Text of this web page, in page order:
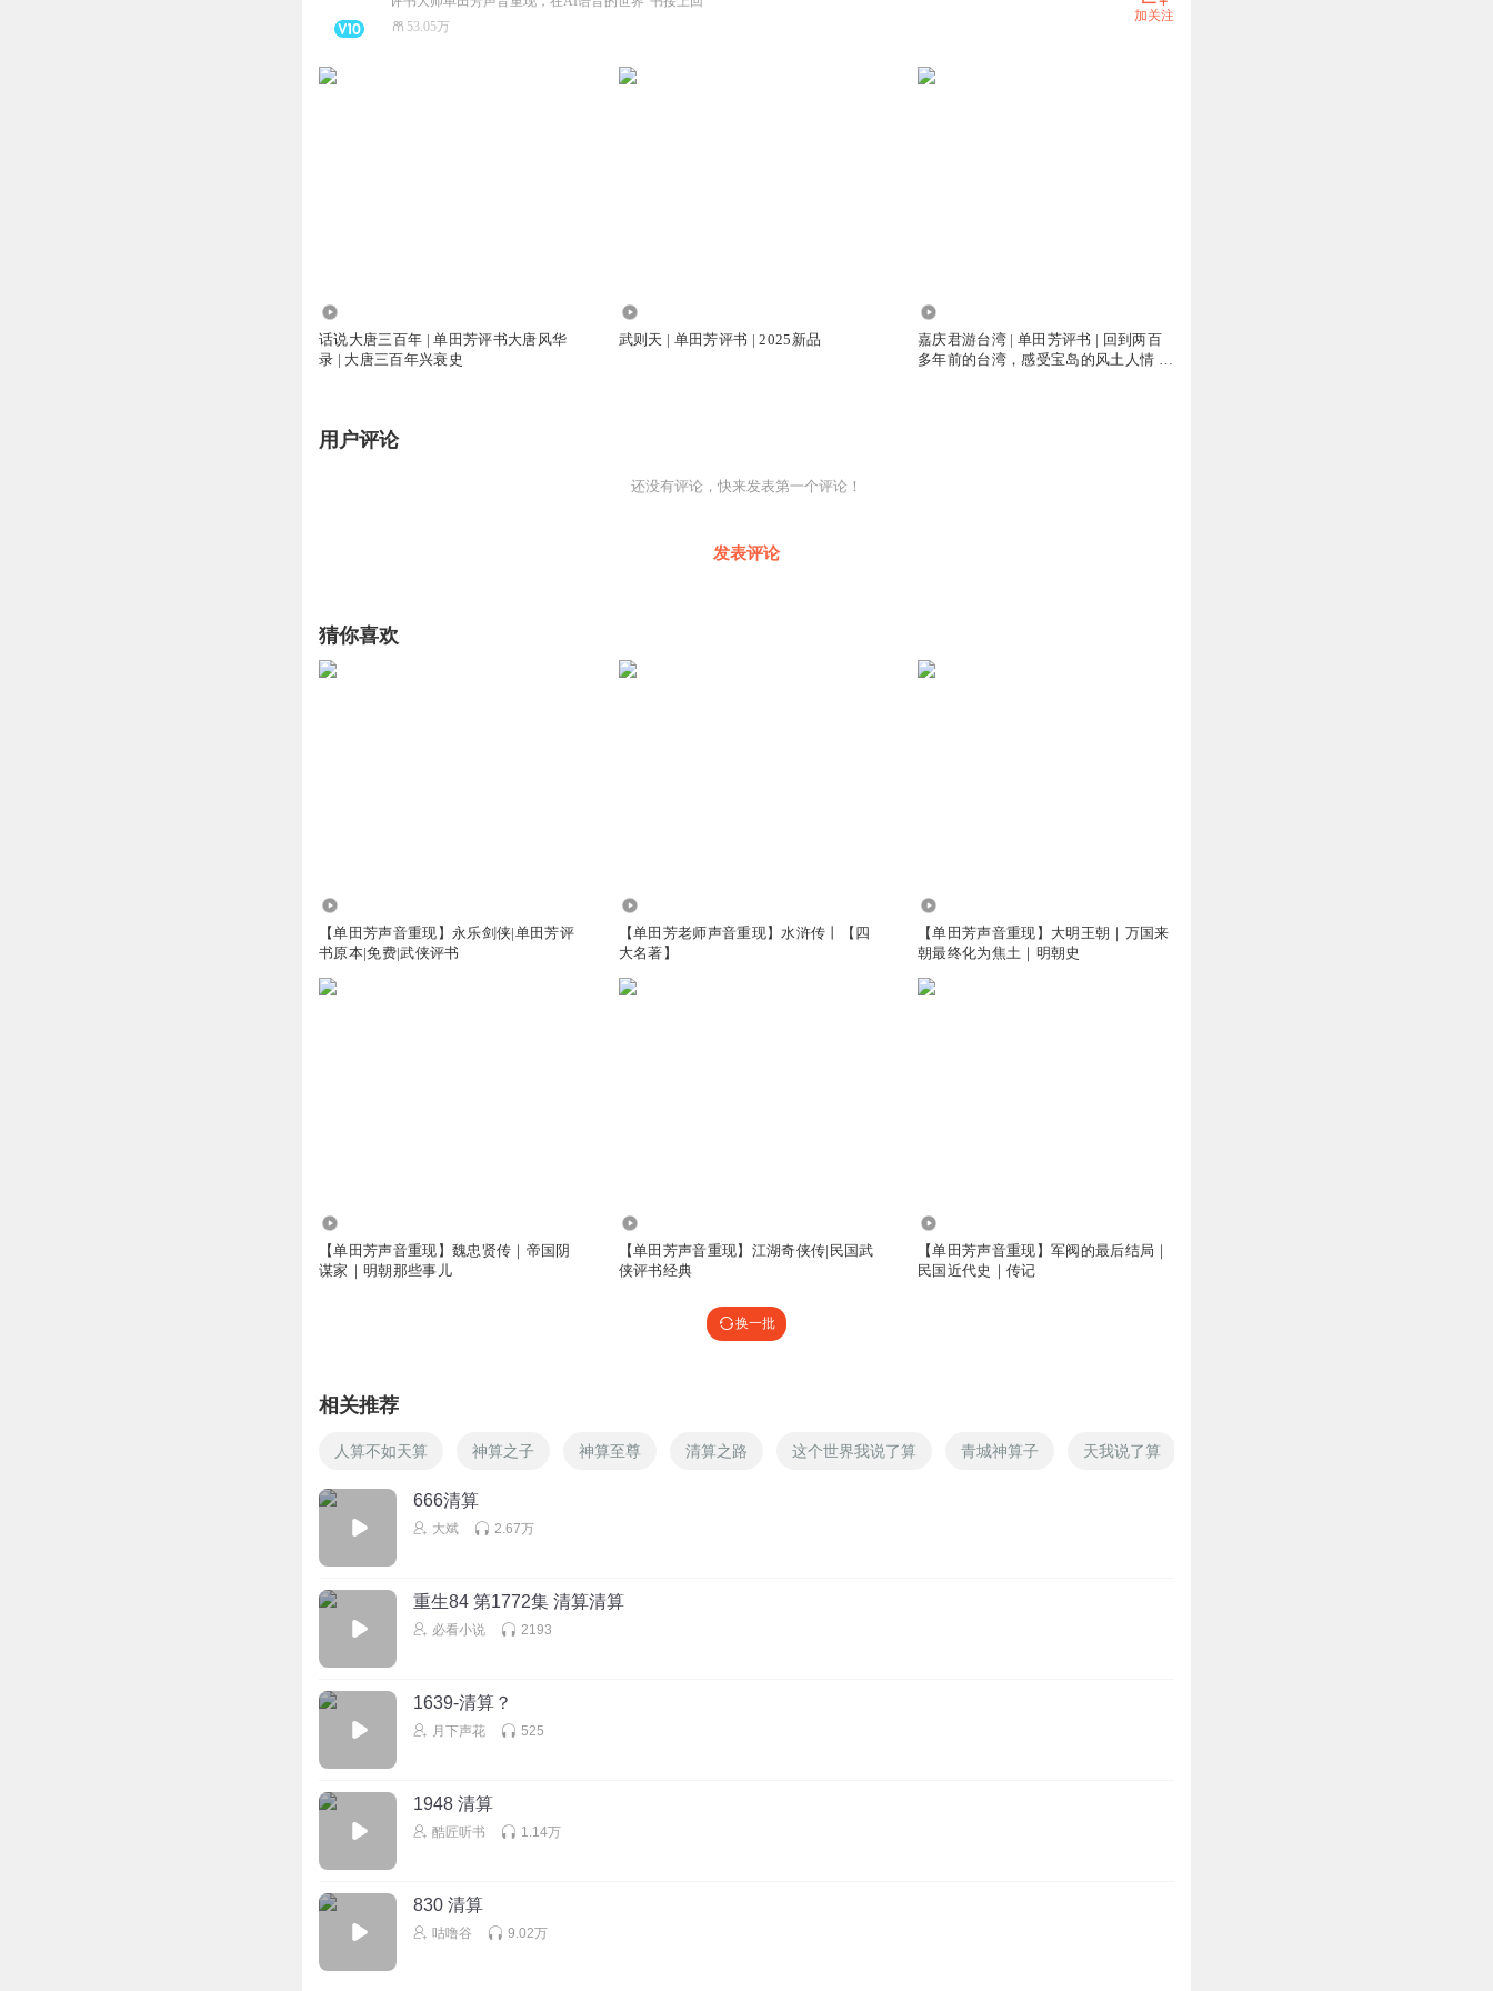
53.05万
加关注
话说大唐三百年 | 单田芳评书大唐风华
录 | 大唐三百年兴衰史
武则天 | 单田芳评书 | 2025新品
嘉庆君游台湾 | 单田芳评书 | 回到两百
多年前的台湾，感受宝岛的风土人情 |
用户评论
还没有评论，快来发表第一个评论！
发表评论
猜你喜欢
【单田芳声音重现】永乐剑侠|单田芳评
书原本|免费|武侠评书
【单田芳老师声音重现】水浒传丨【四
大名著】
【单田芳声音重现】大明王朝｜万国来
朝最终化为焦土｜明朝史
【单田芳声音重现】魏忠贤传｜帝国阴
谋家｜明朝那些事儿
【单田芳声音重现】江湖奇侠传|民国武
侠评书经典
【单田芳声音重现】军阀的最后结局｜
民国近代史｜传记
换一批
相关推荐
人算不如天算 神算之子 神算至尊 清算之路 这个世界我说了算 青城神算子 天我说了算
666清算
大斌 2.67万
重生84 第1772集 清算清算
必看小说 2193
1639-清算？
月下声花 525
1948 清算
酷匠听书 1.14万
830 清算
咕噜谷 9.02万